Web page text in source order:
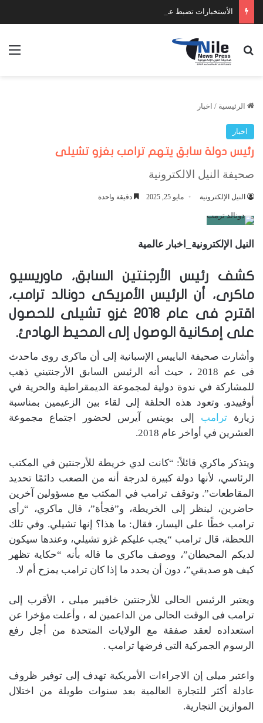
الأستخبارات تضبط عدد كبير من السلاح والمخدرات
بحث عن
الرئيسية / اخبار
اخبار
رئيس دولة سابق يتهم ترامب بغزو تشيلى
صحيفة النيل الالكترونية
النيل الإلكترونية مايو 25, 2025 دقيقة واحدة
النيل الإلكترونية_اخبار عالمية
كشف رئيس الأرجنتين السابق، ماوريسيو
ماكرى، أن الرئيس الأمريكى دونالد ترامب،
اقترح فى عام 2018 غزو تشيلى للحصول
على إمكانية الوصول إلى المحيط الهادئ.
وأشارت صحيفة الباييس الإسبانية إلى أن ماكرى روى ماحدث
فى عم 2018 ، حيث أنه الرئيس السابق الأرجنتيني ذهب
للمشاركة في ندوة دولية لمجموعة الديمقراطية والحرية في
أوفييدو. وتعود هذه الحلقة إلى لقاء بين الزعيمين بمناسبة
زيارة ترامب إلى بوينس آيرس لحضور اجتماع مجموعة
العشرين في أواخر عام 2018.
ويتذكر ماكري قائلاً: “كانت لدي خريطة للأرجنتين في المكتب
الرئاسي، لأنها دولة كبيرة لدرجة أنه من الصعب دائمًا تحديد
المقاطعات”. وتوقف ترامب في المكتب مع مسؤولين آخرين
حاضرين، لينظر إلى الخريطة، و”فجأة”، قال ماكري، “رأى
ترامب خطًا على اليسار، فقال: ما هذا؟ إنها تشيلي. وفي تلك
اللحظة، قال ترامب “يجب عليكم غزو تشيلي، وعندها سيكون
لديكم المحيطان”، ووصف ماكري ما قاله بأنه “حكاية تظهر
كيف هو صديقي”، دون أن يحدد ما إذا كان ترامب يمزح أم لا.
ويعتبر الرئيس الحالى للأرجنتين خافيير ميلى ، الأقرب إلى
ترامب فى الوقت الحالى من الداعمين له ، وأعلت مؤخرا عن
استعداده لعقد صفقة مع الولايات المتحدة من أجل رفع
الرسوم الجمركية التى فرضها ترامب .
واعتبر ميلى إن الاجراءات الأمريكية تهدف إلى توفير ظروف
عادلة أكثر للتجارة العالمية بعد سنوات طويلة من اختلال
الموازين التجارية.